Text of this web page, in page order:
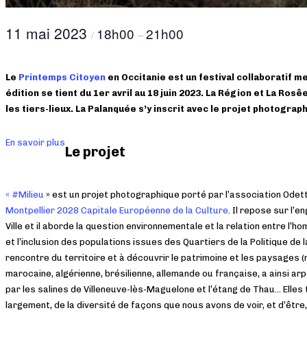
11 mai 2023 / 18h00 –21h00
Le Printemps Citoyen en Occitanie est un festival collaboratif
édition se tient du 1er avril au 18 juin 2023. La Région et La
les tiers-lieux. La Palanquée s’y inscrit avec le projet
En savoir plus
Le projet
« #Milieu » est un projet photographique porté par l’association
Montpellier 2028 Capitale Européenne de la Culture. Il repose sur
Ville et il aborde la question environnementale et la relation entre
et l’inclusion des populations issues des Quartiers de la Politique
rencontre du territoire et à découvrir le patrimoine et les paysages
marocaine, algérienne, brésilienne, allemande ou française, a ainsi
par les salines de Villeneuve-lès-Maguelone et l’étang de Thau…
largement, de la diversité de façons que nous avons de voir, et